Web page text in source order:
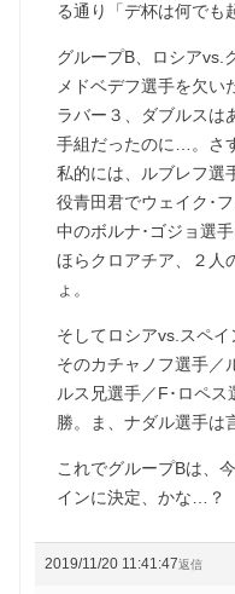
る通り「デ杯は何でも
グループB、ロシアvs.
メドベデフ選手を欠い
ラバー３、ダブルスは
手組だったのに…。さ
私的には、ルブレフ選
役青田君でウェイク･
中のボルナ･ゴジョ選手
ほらクロアチア、２人
ょ。
そしてロシアvs.スペイ
そのカチャノフ選手／
ルス兄選手／F･ロペス
勝。ま、ナダル選手は
これでグループBは、
インに決定、かな…？
2019/11/20 11:41:47返信